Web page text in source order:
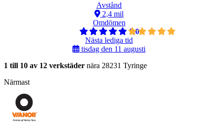
Avstånd
2,4 mil
Omdömen
5,0
Nästa lediga tid
tisdag den 11 augusti
1 till 10 av 12 verkstäder nära 28231 Tyringe
Närmast